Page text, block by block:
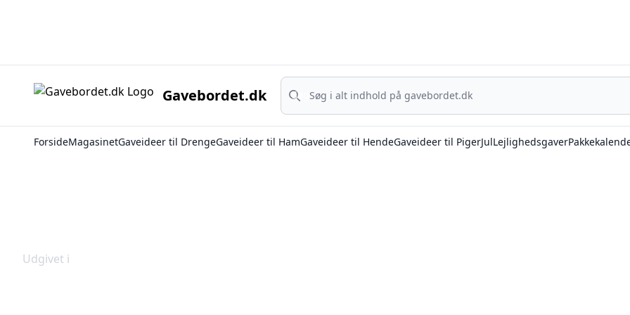
Gavebordet.dk
Søg
Søg
ForsideMagasinetGaveideer til DrengeGaveideer til HamGaveideer til HendeGaveideer til PigerJulLejlighedsgaver
Udgivet i